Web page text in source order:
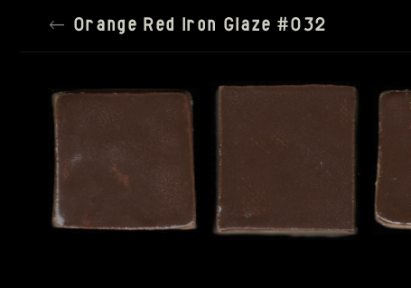
← Orange Red Iron Glaze #032
SATURATION
SETTINGS